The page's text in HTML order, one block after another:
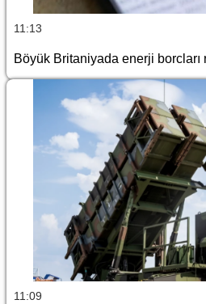
11:13
Böyük Britaniyada enerji borcları
11:09